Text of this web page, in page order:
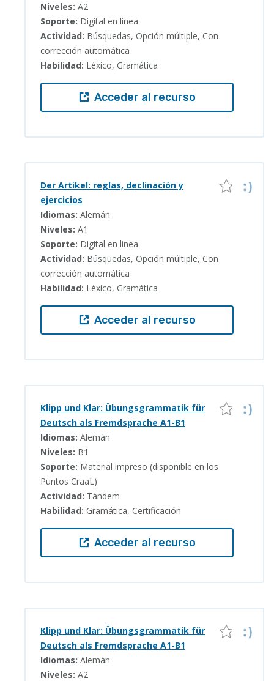
Niveles: A2
Soporte: Digital en linea
Actividad: Búsquedas, Opción múltiple, Con
corrección automática
Habilidad: Léxico, Gramática
Acceder al recurso
Der Artikel: reglas, declinación y
ejercicios
Idiomas: Alemán
Niveles: A1
Soporte: Digital en linea
Actividad: Búsquedas, Opción múltiple, Con
corrección automática
Habilidad: Léxico, Gramática
Acceder al recurso
Klipp und Klar: Übungsgrammatik für
Deutsch als Fremdsprache A1-B1
Idiomas: Alemán
Niveles: B1
Soporte: Material impreso (disponible en los
Puntos CraaL)
Actividad: Tándem
Habilidad: Gramática, Certificación
Acceder al recurso
Klipp und Klar: Übungsgrammatik für
Deutsch als Fremdsprache A1-B1
Idiomas: Alemán
Niveles: A2